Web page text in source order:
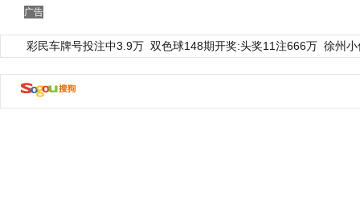
广告
彩民车牌号投注中3.9万 双色球148期开奖:头奖11注666万 徐州